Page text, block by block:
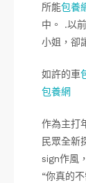
所能包養
中。 .以
小姐，卻
如許的車
包養網
作為主打
民眾全新
sign作風
“你真的